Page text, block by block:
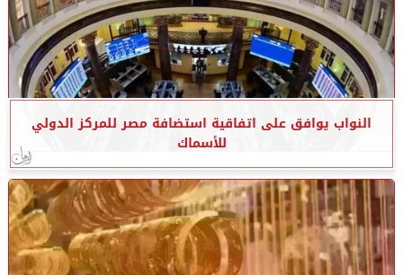
النواب يوافق على اتفاقية استضافة مصر للمركز الدولي
للأسماك